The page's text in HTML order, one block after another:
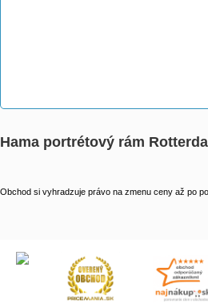
Hama portrétový rám
Obchod si vyhradzuje právo na zmenu ceny až po